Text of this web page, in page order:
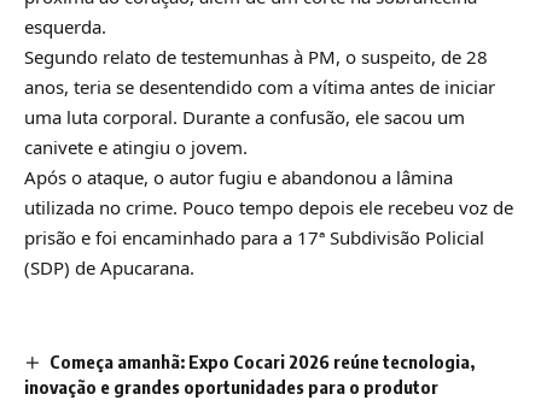
esquerda.
Segundo relato de testemunhas à PM, o suspeito, de 28
anos, teria se desentendido com a vítima antes de iniciar
uma luta corporal. Durante a confusão, ele sacou um
canivete e atingiu o jovem.
Após o ataque, o autor fugiu e abandonou a lâmina
utilizada no crime. Pouco tempo depois ele recebeu voz de
prisão e foi encaminhado para a 17ª Subdivisão Policial
(SDP) de Apucarana.
Começa amanhã: Expo Cocari 2026 reúne tecnologia,
inovação e grandes oportunidades para o produtor